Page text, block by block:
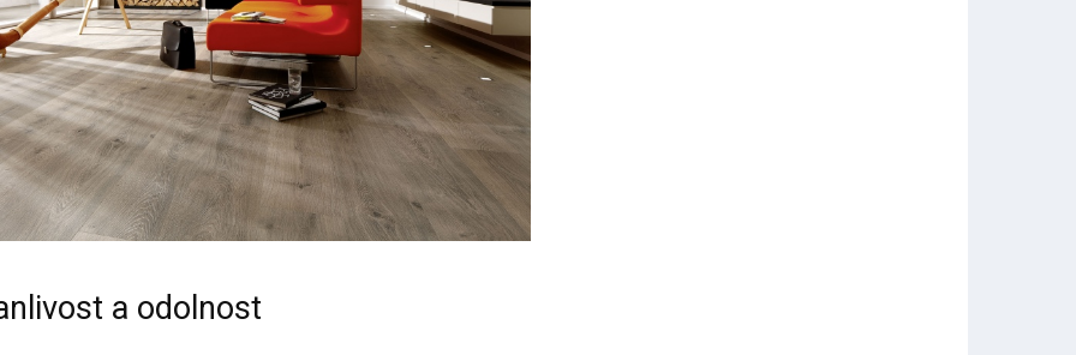
a odolnost